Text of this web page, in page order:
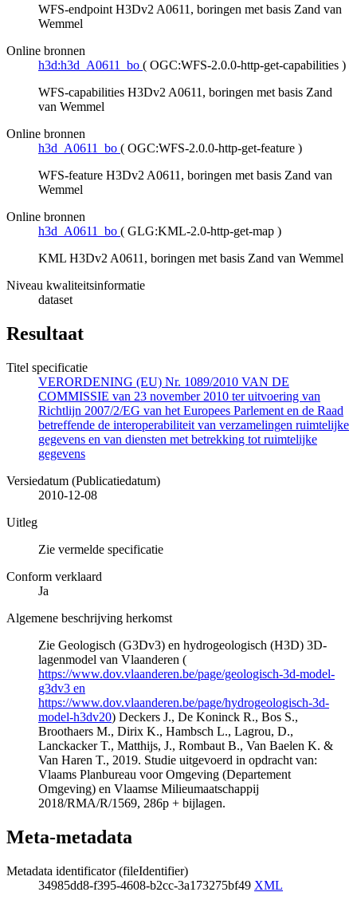
WFS-endpoint H3Dv2 A0611, boringen met basis Zand van
Wemmel
Online bronnen
h3d:h3d_A0611_bo ( OGC:WFS-2.0.0-http-get-capabilities )
WFS-capabilities H3Dv2 A0611, boringen met basis Zand
van Wemmel
Online bronnen
h3d_A0611_bo ( OGC:WFS-2.0.0-http-get-feature )
WFS-feature H3Dv2 A0611, boringen met basis Zand van
Wemmel
Online bronnen
h3d_A0611_bo ( GLG:KML-2.0-http-get-map )
KML H3Dv2 A0611, boringen met basis Zand van Wemmel
Niveau kwaliteitsinformatie
dataset
Resultaat
Titel specificatie
VERORDENING (EU) Nr. 1089/2010 VAN DE
COMMISSIE van 23 november 2010 ter uitvoering van
Richtlijn 2007/2/EG van het Europees Parlement en de Raad
betreffende de interoperabiliteit van verzamelingen ruimtelijke
gegevens en van diensten met betrekking tot ruimtelijke
gegevens
Versiedatum (Publicatiedatum)
2010-12-08
Uitleg
Zie vermelde specificatie
Conform verklaard
Ja
Algemene beschrijving herkomst
Zie Geologisch (G3Dv3) en hydrogeologisch (H3D) 3D-
lagenmodel van Vlaanderen (
https://www.dov.vlaanderen.be/page/geologisch-3d-model-
g3dv3 en
https://www.dov.vlaanderen.be/page/hydrogeologisch-3d-
model-h3dv20) Deckers J., De Koninck R., Bos S.,
Broothaers M., Dirix K., Hambsch L., Lagrou, D.,
Lanckacker T., Matthijs, J., Rombaut B., Van Baelen K. &
Van Haren T., 2019. Studie uitgevoerd in opdracht van:
Vlaams Planbureau voor Omgeving (Departement
Omgeving) en Vlaamse Milieumaatschappij
2018/RMA/R/1569, 286p + bijlagen.
Meta-metadata
Metadata identificator (fileIdentifier)
34985dd8-f395-4608-b2cc-3a173275bf49 XML